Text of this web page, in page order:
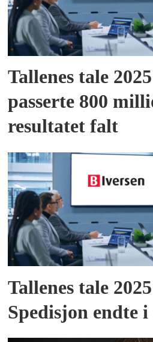
Tallenes tale
passerte 800
resultatet falt
Tallenes tale
Spedisjon endte